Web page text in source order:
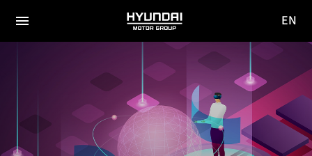
전체
HYUNDAI
MOTOR
사이
EN